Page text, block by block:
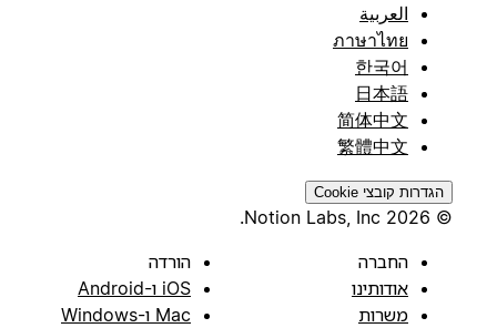
العربية
ภาษาไทย
한국어
日本語
简体中文
繁體中文
הגדרות קובצי Cookie
החברה
אודותינו
משרות
הורדה
iOS ו-Android
Mac ו-Windows